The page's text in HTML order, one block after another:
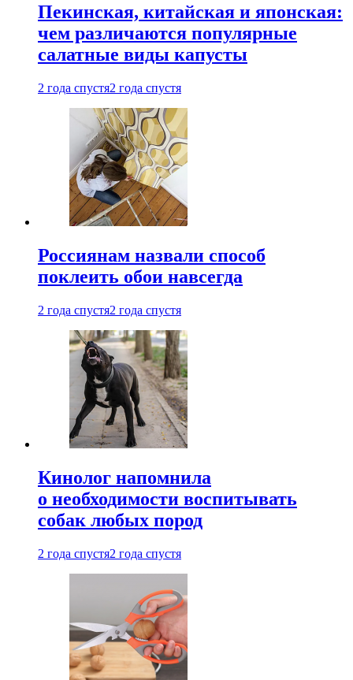
Пекинская, китайская и японская:
чем различаются популярные
салатные виды капусты
2 года спустя2 года спустя
Россиянам назвали способ
поклеить обои навсегда
2 года спустя2 года спустя
Кинолог напомнила
о необходимости воспитывать
собак любых пород
2 года спустя2 года спустя